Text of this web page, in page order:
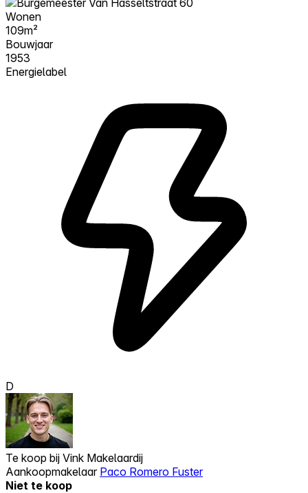
Wonen
109m²
Bouwjaar
1953
Energielabel
D
Te koop bij Vink Makelaardij
Aankoopmakelaar Paco Romero Fuster
Niet te koop